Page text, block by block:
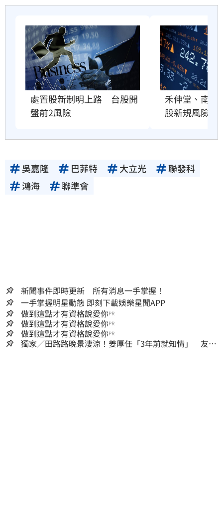
處置股新制明上路　台股開
盤前2風險
禾伸堂、南電
股新規風險曝
吳嘉隆 巴菲特 大立光
聯發科
鴻海
聯準會
新聞事件即時更新 所有消息一手掌握！
一手掌握明星動態 即刻下載娛樂星聞APP
做到這點才有資格說愛你PR
做到這點才有資格說愛你PR
做到這點才有資格說愛你PR
獨家／田路路晚景淒涼！姜厚任「3年前就知情」 友人